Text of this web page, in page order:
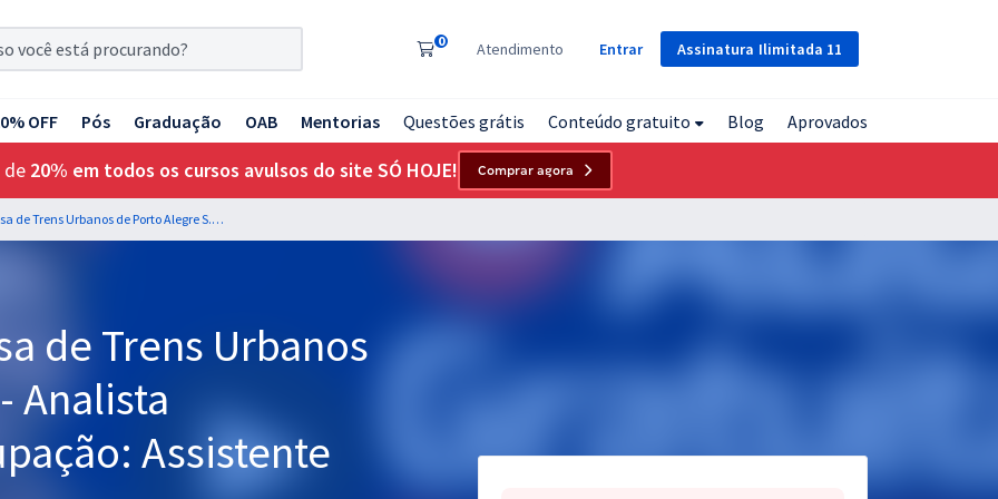
Assinatura Ilimitada 11
0 Atendimento Entrar
OFF Pós Graduação OAB Mentorias Questões grátis Conteúdo gratuito Blog Aprovados
de 20% em todos os cursos avulsos do site SÓ HOJE! Comprar agora
TRENSURB - Empresa de Trens Urbanos de Porto Alegre S.A - Analista Administrativo - Ocupação: Assistente Social
de Trens Urbanos
Analista
Assistente